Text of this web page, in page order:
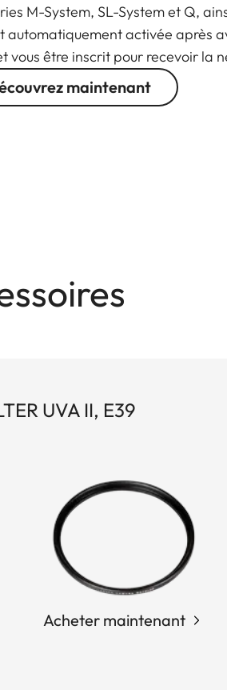
M-System, SL-System et Q,
automatiquement activée après
vous être inscrit pour recevoir la
maintenant
UVA II, E39
Acheter maintenant